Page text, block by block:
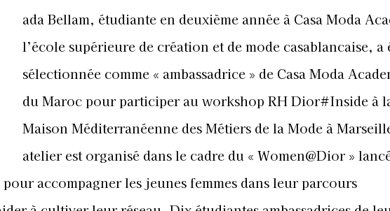
ada Bellam, étudiante en deuxième année à Casa Moda
l’école supérieure de création et de mode casablancaise, a
sélectionnée comme « ambassadrice » de Casa Moda
du Maroc pour participer au workshop RH Dior#Inside à
Maison Méditerranéenne des Métiers de la Mode à
atelier est organisé dans le cadre du « Women@Dior »
accompagner les jeunes femmes dans leur parcours